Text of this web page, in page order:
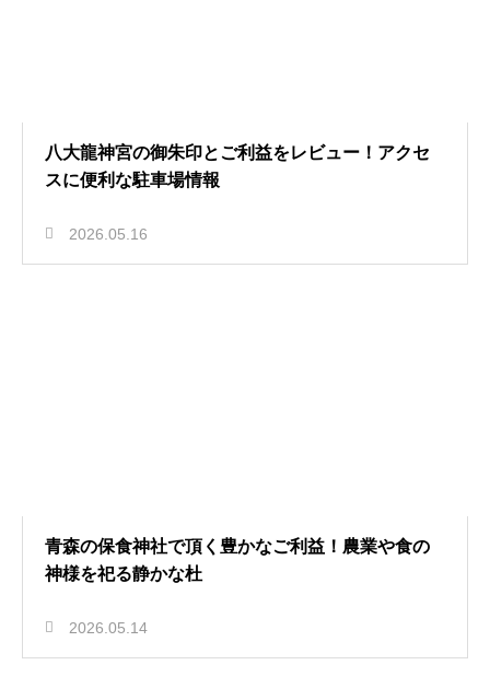
八大龍神宮の御朱印とご利益をレビュー！アクセ
スに便利な駐車場情報
2026.05.16
青森の保食神社で頂く豊かなご利益！農業や食の
神様を祀る静かな杜
2026.05.14